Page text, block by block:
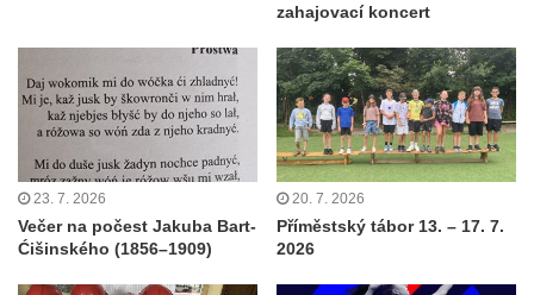
zahajovací koncert
23. 7. 2026
Večer na počest Jakuba Bart-
Ćišinského (1856–1909)
20. 7. 2026
Příměstský tábor 13. – 17. 7.
2026